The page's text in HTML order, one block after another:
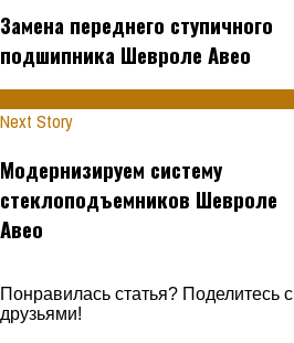
Замена переднего ступичного
подшипника Шевроле Авео
Next Story
Модернизируем систему
стеклоподъемников Шевроле
Авео
Понравилась статья? Поделитесь с
друзьями!